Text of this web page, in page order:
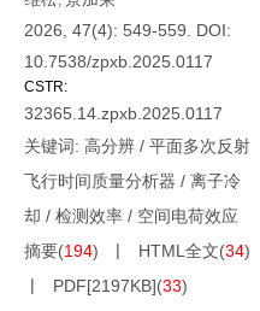
2026, 47(4): 549-559.
DOI:
10.7538/zpxb.2025.0117
CSTR:
32365.14.zpxb.2025.0117
关键词: 高分辨 / 平面多次反射
飞行时间质量分析器 / 离子冷
却 / 检测效率 / 空间电荷效应
摘要(194) HTML全文(34)
PDF[2197KB](33)